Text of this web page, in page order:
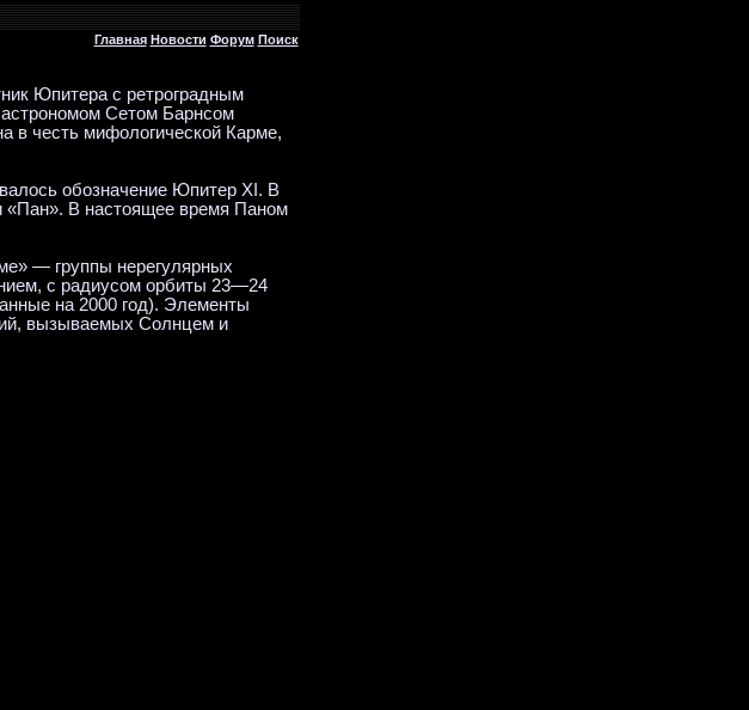
Главная Новости Форум Поиск
Юпитера с ретроградным
Сетом Барнсом
в честь мифологической Карме,
обозначение Юпитер XI. В
«Пан». В настоящее время Паном
— группы нерегулярных
с радиусом орбиты 23—24
на 2000 год). Элементы
вызываемых Солнцем и